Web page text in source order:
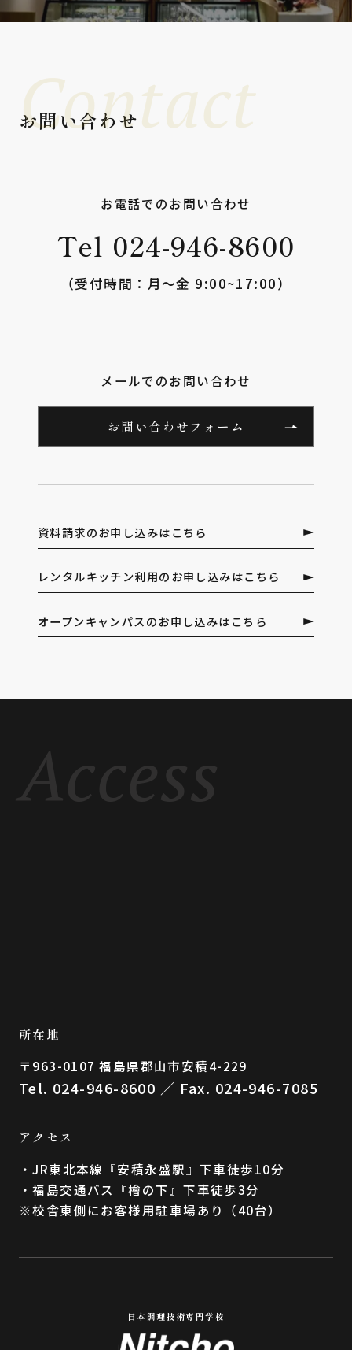
お問い合わせ
Contact
お電話でのお問い合わせ
Tel 024-946-8600
（受付時間：⽉〜⾦ 9:00~17:00）
メールでのお問い合わせ
お問い合わせフォーム
資料請求のお申し込みはこちら
レンタルキッチン利用のお申し込みはこちら
オープンキャンパスのお申し込みはこちら
Access
所在地
〒963-0107 福島県郡⼭市安積4-229
Tel. 024-946-8600 ／ Fax. 024-946-7085
アクセス
・JR東北本線『安積永盛駅』下車徒歩10分
・福島交通バス『檜の下』下車徒歩3分
※校舎東側にお客様用駐車場あり（40台）
日本調理技術専門学校